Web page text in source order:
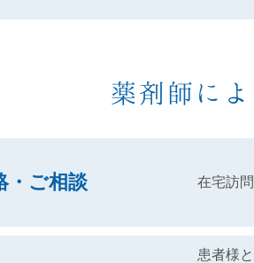
薬剤師に
・ご相談 在宅訪
患者様